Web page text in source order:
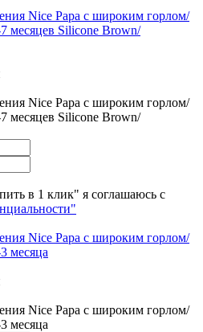
Nice Papa с широким горлом/
месяцев Silicone Brown/
Nice Papa с широким горлом/
месяцев Silicone Brown/
в 1 клик" я соглашаюсь с
Nice Papa с широким горлом/
месяца
Nice Papa с широким горлом/
месяца